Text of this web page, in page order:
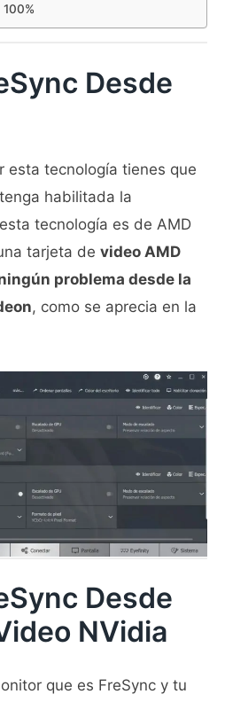
Desde
esta tecnología tienes que
habilitada la
tecnología es de AMD
tarjeta de video AMD
problema desde la
, como se aprecia en la
Desde
NVidia
que es FreSync y tu